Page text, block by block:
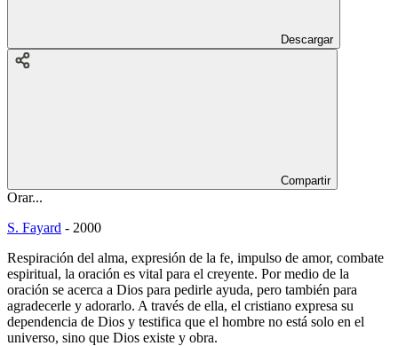
Descargar
Compartir
Orar...
S. Fayard - 2000
Respiración del alma, expresión de la fe, impulso de amor, combate
espiritual, la oración es vital para el creyente. Por medio de la
oración se acerca a Dios para pedirle ayuda, pero también para
agradecerle y adorarlo. A través de ella, el cristiano expresa su
dependencia de Dios y testifica que el hombre no está solo en el
universo, sino que Dios existe y obra.